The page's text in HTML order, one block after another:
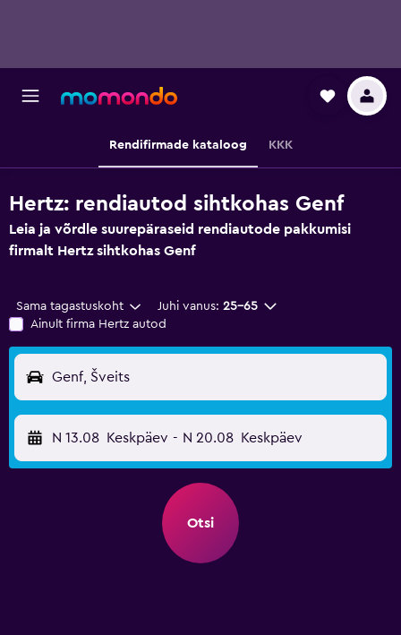
Rendifirmade kataloog KKK
Hertz: rendiautod sihtkohas Genf
Leia ja võrdle suurepäraseid rendiautode pakkumisi
firmalt Hertz sihtkohas Genf
Sama tagastuskoht Juhi vanus: 25–65
Ainult firma Hertz autod
Genf, Šveits
N 13.08 Keskpäev - N 20.08 Keskpäev
Otsi